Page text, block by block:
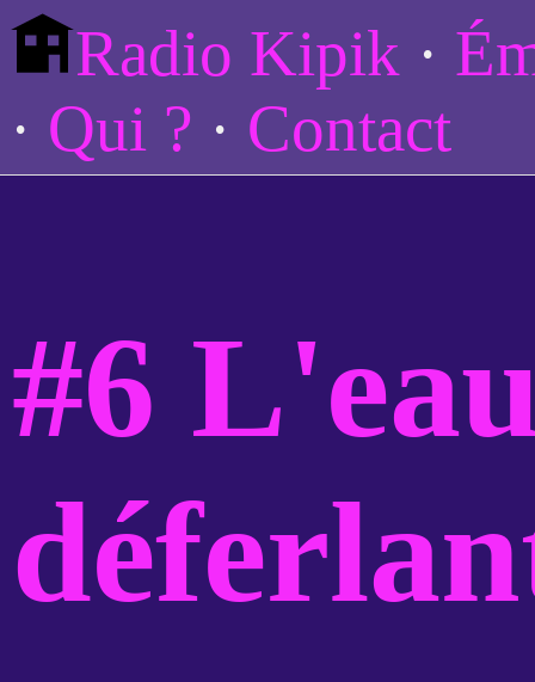
Radio Kipik
Qui ?
Contact
#6